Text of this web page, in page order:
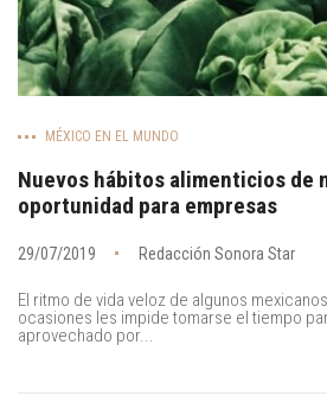
MÉXICO EN EL MUNDO
Nuevos hábitos alimenticios de
oportunidad para empresas
29/07/2019 Redacción Sonora Star
El ritmo de vida veloz de algunos
ocasiones les impide tomarse el tiempo
aprovechado por...